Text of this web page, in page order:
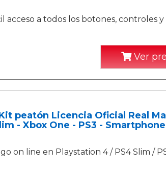
a todos los botones, controles
Ver
peatón Licencia Oficial Real
- Xbox One - PS3 -
on line en Playstation 4 / PS4 Slim /